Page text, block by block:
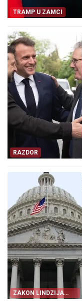
TRAMP U ZAMCI
RAZDOR
ZAKON LINDZIJA
GREJEMA